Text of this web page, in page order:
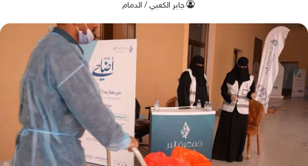
جابر الكعبي / الدمام